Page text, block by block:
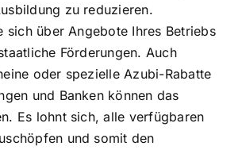
zu reduzieren.
sich über Angebote Ihres Betriebs
Förderungen. Auch
oder spezielle Azubi-Rabatte
und Banken können das
Es lohnt sich, alle verfügbaren
und somit den